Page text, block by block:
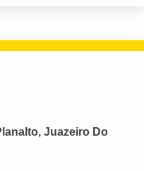
Juazeiro Do